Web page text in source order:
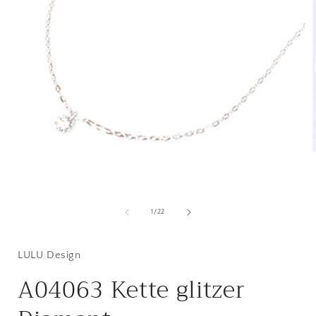
1 /von
22
LULU Design
A04063 Kette glitzer